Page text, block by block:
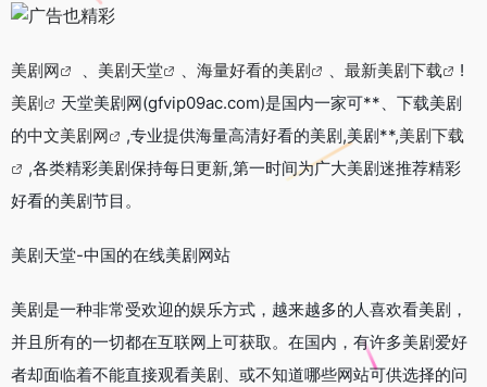
美剧网 、 美剧天堂 、 海量好看的美剧 、 最新美剧下载
!
美剧
天堂美剧网(gfvip09ac.com)是国内一家可**、下载美剧
的中文美剧网 ,专业提供海量高清好看的美剧,美剧**,美剧下载
,各类精彩美剧保持每日更新,第一时间为广大美剧迷推荐精彩
好看的美剧节目。
美剧天堂-中国的在线美剧网站
美剧是一种非常受欢迎的娱乐方式，越来越多的人喜欢看美剧，
并且所有的一切都在互联网上可获取。在国内，有许多美剧爱好
者却面临着不能直接观看美剧、或不知道哪些网站可供选择的问